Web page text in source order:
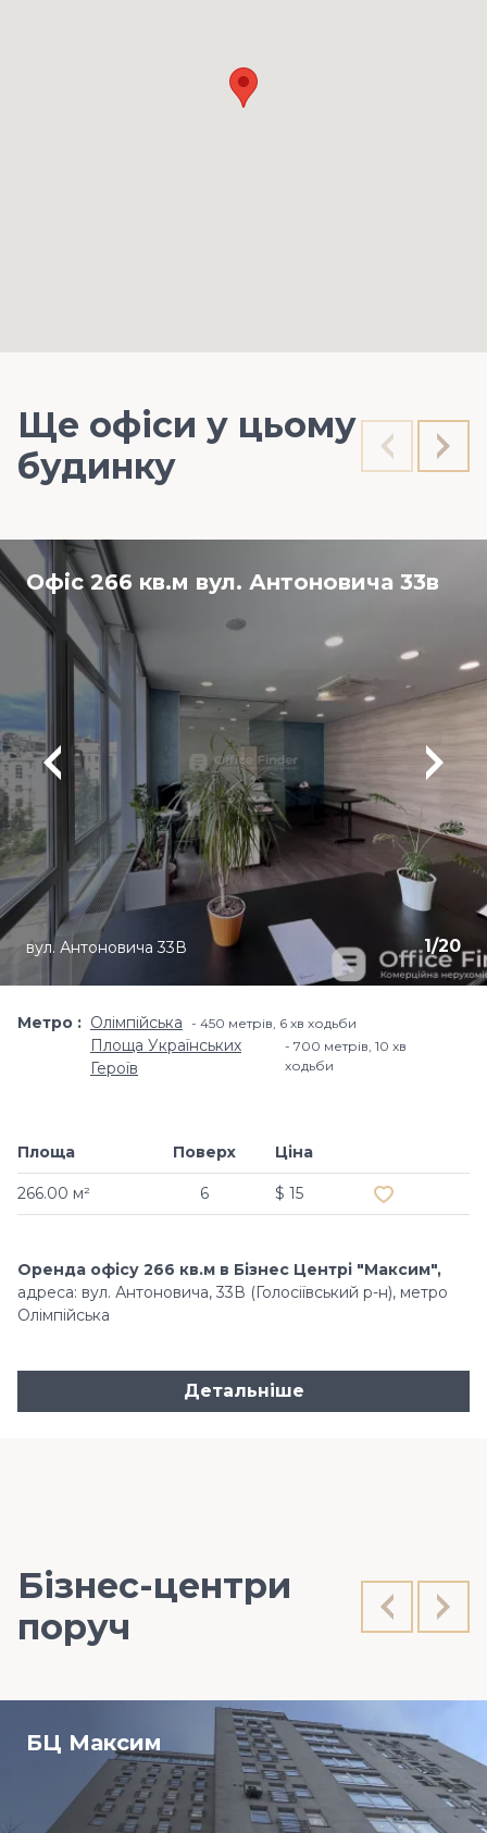
Ще офіси у цьому
будинку
Офіс 266 кв.м вул. Антоновича 33в
1/20
вул. Антоновича 33В
Метро Олімпійська 450 метрів, 6 хв ходьби
Площа Українських
Героїв
700 метрів, 10 хв
ходьби
Площа
266.00 м²
Поверх
6
Ціна
$ 15
Оренда офісу 266 кв.м в Бізнес Центрі "Максим",
адреса: вул. Антоновича, 33В (Голосіївський р-н), метро
Олімпійська
Детальніше
Бізнес-центри
поруч
БЦ Максим